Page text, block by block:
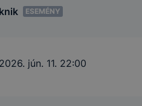
ESEMÉNY
2026. jún. 11. 22:00